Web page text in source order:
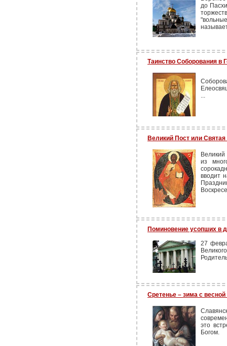
до
Таинство Соборования в
...
Великий Пост или
из
вводит
Поминовение усопших в
27
Сретенье – зима с
это
Богом.